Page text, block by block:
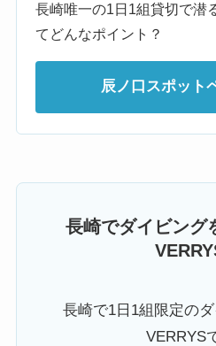
長崎唯一の1日1組貸切で潜
てどんなポイント？
辰ノ口スポット
長崎でダイビング
長崎で1日1組限定の
VERRYS